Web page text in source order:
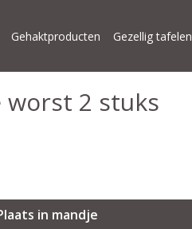
Gehaktproducten Gezellig tafelen
worst 2 stuks
in mandje